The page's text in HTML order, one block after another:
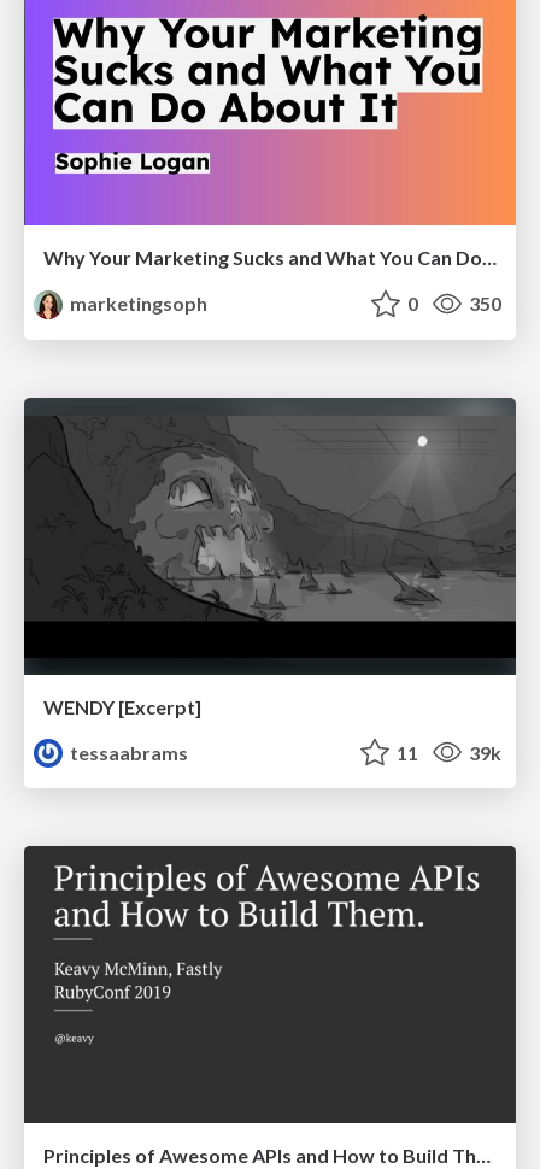
Why Your Marketing Sucks and What You Can Do About It - Sophie Logan
marketingsoph
0 350
WENDY [Excerpt]
tessaabrams
11 39k
Principles of Awesome APIs and How to Build Them.